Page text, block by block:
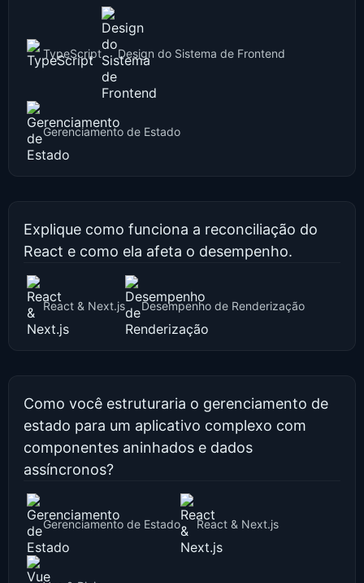
TypeScript Design do Sistema de Frontend
Gerenciamento de Estado
Explique como funciona a reconciliação do
React e como ela afeta o desempenho.
React & Next.js Desempenho de Renderização
Como você estruturaria o gerenciamento de
estado para um aplicativo complexo com
componentes aninhados e dados
assíncronos?
Gerenciamento de Estado React & Next.js